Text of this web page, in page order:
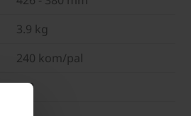
3.9 kg
240 kom/pal
27°